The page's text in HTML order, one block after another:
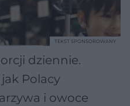
dziennie.
Polacy
i owoce
TEKST SPONSOROWANY